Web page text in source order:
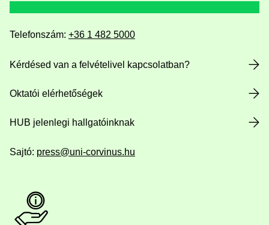
Telefonszám: +36 1 482 5000
Kérdésed van a felvételivel kapcsolatban?
Oktatói elérhetőségek
HUB jelenlegi hallgatóinknak
Sajtó: press@uni-corvinus.hu